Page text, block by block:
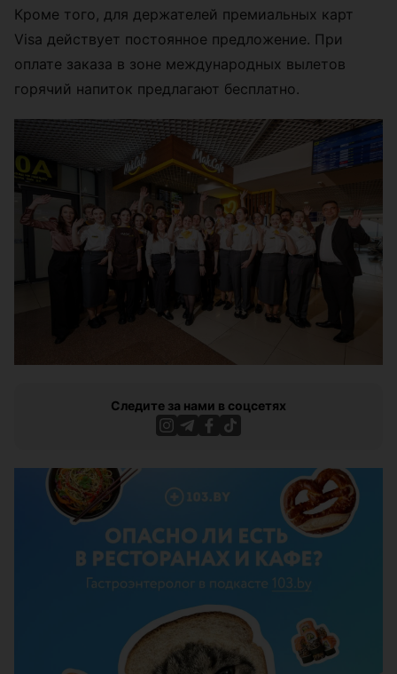
Кроме того, для держателей премиальных карт
Visa действует постоянное предложение. При
оплате заказа в зоне международных вылетов
горячий напиток предлагают бесплатно.
Следите за нами в соцсетях